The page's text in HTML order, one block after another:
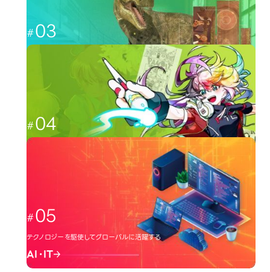
03
CGと映像を駆使して、人々を魅了する
04
日本のクリエーター文化を広める
イラスト・アニメ
05
テクノロジーを駆使してグローバルに活躍する
AI・IT